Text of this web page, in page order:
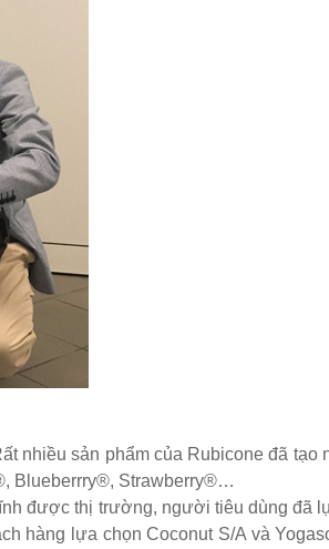
nhiều sản phẩm của Rubicone đã tạo
Blueberrry®, Strawberry®…
được thị trường, người tiêu dùng đã
hàng lựa chọn Coconut S/A và